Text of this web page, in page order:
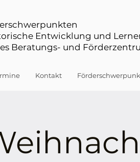
Entwicklung und
Beratungs- und
Kontakt